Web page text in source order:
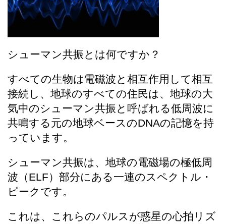
シューマン共振とは何ですか？
すべての生物は電磁波と相互作用して相互
接続し、地球のすべての住民は、地球の大
気中のシューマン共振と呼ばれる低周波に
共鳴する元の地球ベースのDNAの記憶を持
っています。
シューマン共振は、地球の電磁場の極低周
波（ELF）部分にある一連のスペクトル・
ピークです。
これは、これらのパルスが惑星の心拍リズ